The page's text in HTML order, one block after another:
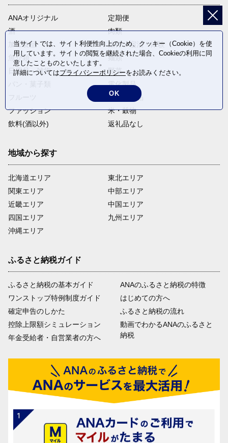
ANAオリジナル
定期便
酒
肉類
加工食品
旅行・宿泊・体験
魚介類
麺類
日用品・雑貨
野菜
電化製品
卵・乳製品
ファッション
米・穀物
飲料(酒以外)
返礼品なし
地域から探す
北海道エリア
関東エリア
近畿エリア
四国エリア
沖縄エリア
東北エリア
中部エリア
中国エリア
九州エリア
ふるさと納税ガイド
ふるさと納税の基本ガイド
ワンストップ特例制度ガイド
確定申告のしかた
控除上限額シミュレーション
年金受給者・自営業者の方へ
ANAのふるさと納税の特徴
はじめての方へ
ふるさと納税の流れ
動画でわかるANAのふるさと
納税
当サイトでは、サイト利便性向上のため、クッキー（Cookie）を使
用しています。サイトの閲覧を継続された場合、Cookieの利用に同
意したことものといたします。
詳細についてはプライバシーポリシーをお読みください。
OK